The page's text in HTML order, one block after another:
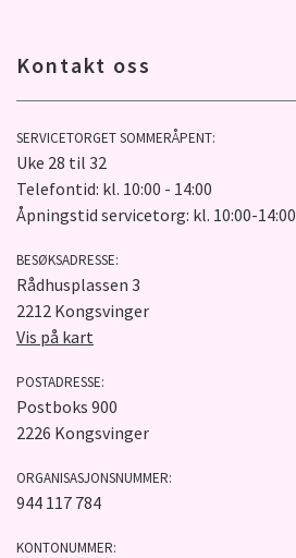
Kontakt oss
SERVICETORGET SOMMERÅPENT:
Uke 28 til 32
Telefontid: kl. 10:00 - 14:00
Åpningstid servicetorg: kl. 10:00-14:00
BESØKSADRESSE:
Rådhusplassen 3
2212 Kongsvinger
Vis på kart
POSTADRESSE:
Postboks 900
2226 Kongsvinger
ORGANISASJONSNUMMER:
944 117 784
KONTONUMMER: